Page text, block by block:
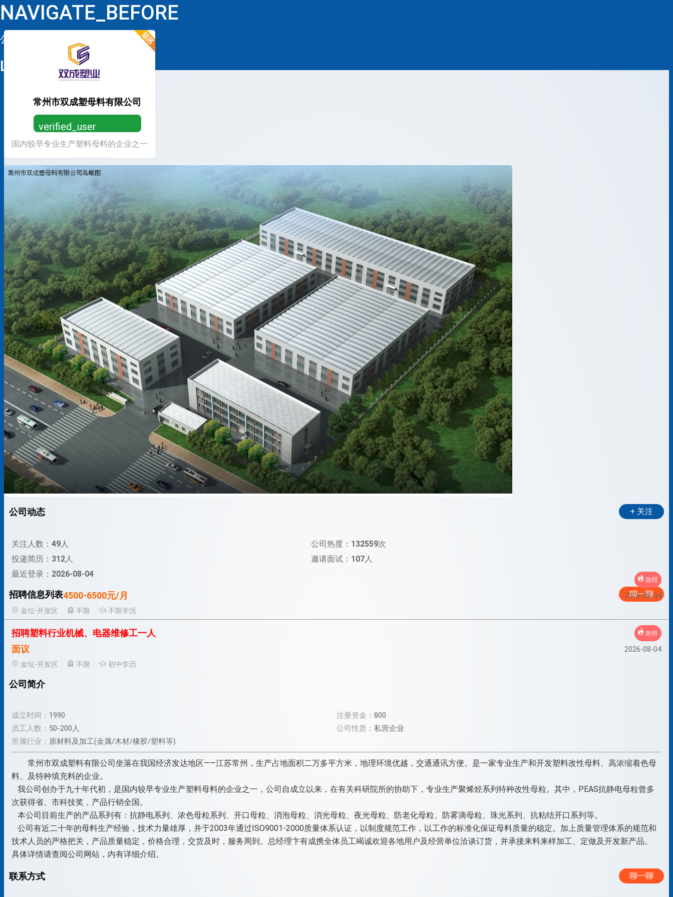
NAVIGATE_BEFORE
公司详情
LOOP
常州市双成塑母料有限公司
verified_user
营业执照已认证，放心求职
国内较早专业生产塑料母料的企业之一
公司动态 + 关注
关注人数： 49人 公司热度： 132559次
投递简历： 312人 邀请面试： 107人
最近登录： 2026-08-04
招聘信息列表 聊一聊
急招
4500-6500元/月
2026-08-04
金坛-开发区
不限 不限学历
招聘塑料行业机械、电器维修工一人 急招
面议
2026-08-04
金坛-开发区
不限 初中学历
公司简介
成立时间： 1990 注册资金： 800
员工人数： 50-200人 公司性质： 私营企业
所属行业： 原材料及加工(金属/木材/橡胶/塑料等)
常州市双成塑料有限公司坐落在我国经济发达地区——江苏常州，生产占地面积二万多平方米，地理环境优越，交通通讯方便。是一家专业生产和开发塑料改性母料、高浓缩着色母
料、及特种填充料的企业。
我公司创办于九十年代初，是国内较早专业生产塑料母料的企业之一，公司自成立以来，在有关科研院所的协助下，专业生产聚烯烃系列特种改性母粒。其中，PEAS抗静电母粒曾多
次获得省、市科技奖，产品行销全国。
本公司目前生产的产品系列有：抗静电系列、浓色母粒系列、开口母粒、消泡母粒、消光母粒、夜光母粒、防老化母粒、防雾滴母粒、珠光系列、抗粘结开口系列等。
公司有近二十年的母料生产经验，技术力量雄厚，并于2003年通过ISO9001-2000质量体系认证，以制度规范工作，以工作的标准化保证母料质量的稳定。加上质量管理体系的规范和
技术人员的严格把关，产品质量稳定，价格合理，交货及时，服务周到。总经理卞有成携全体员工竭诚欢迎各地用户及经营单位洽谈订货，并承接来料来样加工、定做及开发新产品。
具体详情请查阅公司网站，内有详细介绍。
联系方式 聊一聊